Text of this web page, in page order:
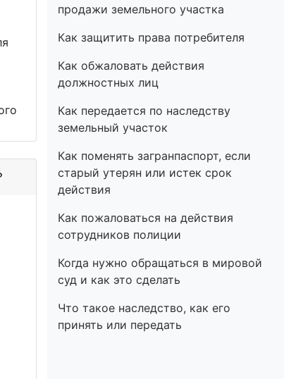
продажи земельного участка
Как защитить права потребителя
Как обжаловать действия
должностных лиц
Как передается по наследству
земельный участок
Как поменять загранпаспорт, если
старый утерян или истек срок
действия
Как пожаловаться на действия
сотрудников полиции
Когда нужно обращаться в мировой
суд и как это сделать
Что такое наследство, как его
принять или передать